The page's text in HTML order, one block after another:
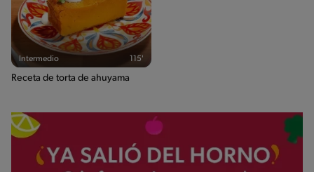
Intermedio 115'
Receta de torta de ahuyama